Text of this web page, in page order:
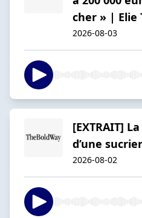
cher » | Elie
2026-08-03
[EXTRAIT]
d’une
2026-08-02